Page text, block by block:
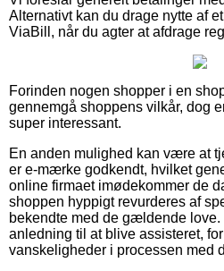
Alternativt kan du drage nytte af
ViaBill, når du agter at afdrage
Forinden nogen shopper i en
gennemgå shoppens vilkår, dog
super interessant.
En anden mulighed kan være at
er e-mærke godkendt, hvilket
online firmaet imødekommer de
shoppen hyppigt revurderes af
bekendte med de gældende love.
anledning til at blive assisteret,
vanskeligheder i processen med